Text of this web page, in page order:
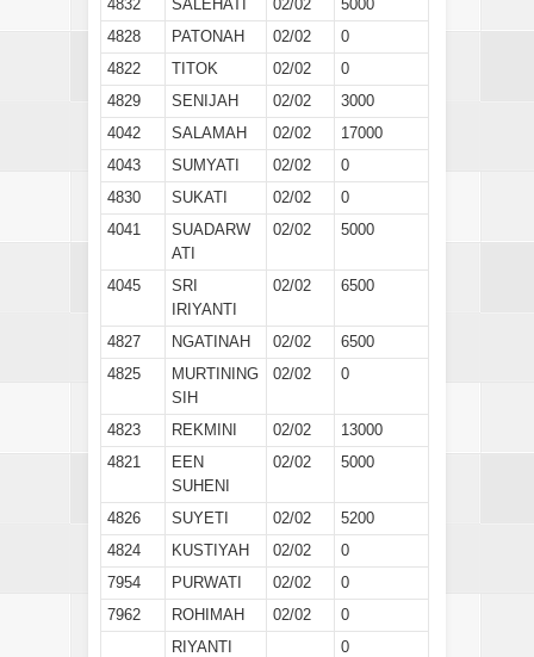
4832 SALEHATI 02/02
5000
4828
PATONAH 02/02
0
4822
TITOK 02/02
0
4829
SENIJAH 02/02
3000
4042
SALAMAH 02/02
17000
4043
SUMYATI 02/02
0
4830
SUKATI 02/02
0
4041
SUADARW
ATI
02/02 5000
4045
SRI
IRIYANTI
02/02 6500
4827 NGATINAH 02/02
6500
4825
MURTINING
SIH
02/02 0
4823 REKMINI 02/02
13000
4821
EEN
SUHENI
02/02 5000
4826 SUYETI 02/02
5200
4824
KUSTIYAH 02/02
0
7954
PURWATI 02/02
0
7962
ROHIMAH 02/02
0
RIYANTI
0